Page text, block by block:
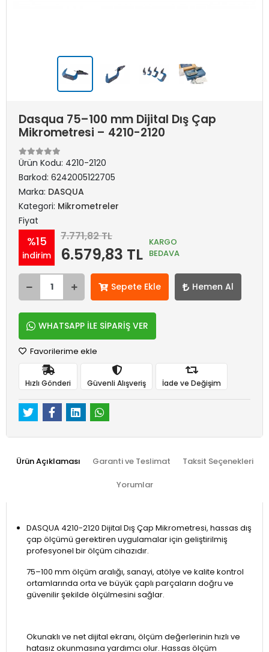
Dasqua 75–100 mm Dijital Dış Çap
Mikrometresi – 4210-2120
Ürün Kodu: 4210-2120
Barkod: 6242005122705
Marka: DASQUA
Kategori: Mikrometreler
Fiyat
%15
indirim
7.771,82 TL
6.579,83 TL
KARGO
BEDAVA
Sepete Ekle Hemen Al
WHATSAPP İLE SİPARİŞ VER
Favorilerime ekle
Hızlı Gönderi Güvenli Alışveriş İade ve Değişim
Ürün Açıklaması Garanti ve Teslimat Taksit Seçenekleri
Yorumlar
DASQUA 4210-2120 Dijital Dış Çap Mikrometresi, hassas dış
çap ölçümü gerektiren uygulamalar için geliştirilmiş
profesyonel bir ölçüm cihazıdır.
75–100 mm ölçüm aralığı, sanayi, atölye ve kalite kontrol
ortamlarında orta ve büyük çaplı parçaların doğru ve
güvenilir şekilde ölçülmesini sağlar.
Okunaklı ve net dijital ekranı, ölçüm değerlerinin hızlı ve
hatasız okunmasına yardımcı olur. Hassas ölçüm